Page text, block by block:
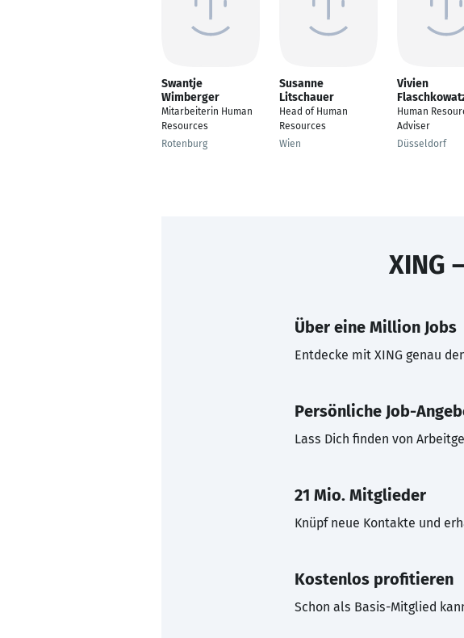
Swantje
Wimberger
Mitarbeiterin Human
Resources
Rotenburg
Susanne
Litschauer
Head of Human
Resources
Wien
Vivien
Human
Adviser
Düsseldorf
XING
Über eine Million Jobs
Entdecke mit XING genau
Persönliche Job-
Lass Dich finden von
21 Mio. Mitglieder
Knüpf neue Kontakte und
Kostenlos profitieren
Schon als Basis-Mitglied